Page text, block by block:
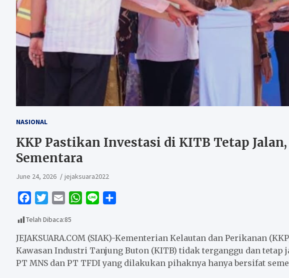
NASIONAL
KKP Pastikan Investasi di KITB Tetap
Sementara
June 24, 2026 jejaksuara2022
c
e
b
o
i
t
t
e
a
i
l
W
t
s
A
e
r
e
Telah Dibaca:85
JEJAKSUARA.COM (SIAK)-Kementerian Kelautan dan Perikanan
Kawasan Industri Tanjung Buton (KITB) tidak terganggu dan tetap
PT MNS dan PT TFDI yang dilakukan pihaknya hanya bersifat